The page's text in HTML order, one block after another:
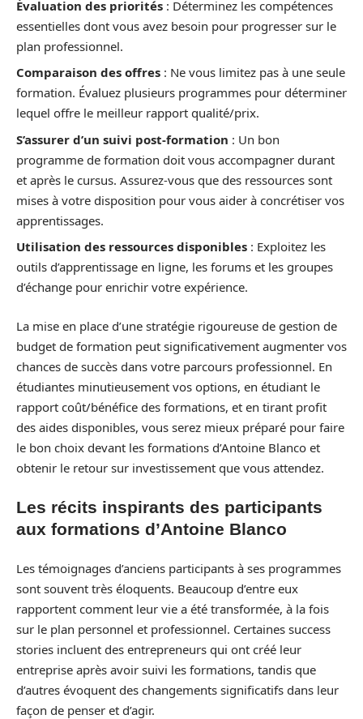
Évaluation des priorités : Déterminez les compétences
essentielles dont vous avez besoin pour progresser sur le
plan professionnel.
Comparaison des offres : Ne vous limitez pas à une seule
formation. Évaluez plusieurs programmes pour déterminer
lequel offre le meilleur rapport qualité/prix.
S’assurer d’un suivi post-formation : Un bon
programme de formation doit vous accompagner durant
et après le cursus. Assurez-vous que des ressources sont
mises à votre disposition pour vous aider à concrétiser vos
apprentissages.
Utilisation des ressources disponibles : Exploitez les
outils d’apprentissage en ligne, les forums et les groupes
d’échange pour enrichir votre expérience.
La mise en place d’une stratégie rigoureuse de gestion de
budget de formation peut significativement augmenter vos
chances de succès dans votre parcours professionnel. En
étudiantes minutieusement vos options, en étudiant le
rapport coût/bénéfice des formations, et en tirant profit
des aides disponibles, vous serez mieux préparé pour faire
le bon choix devant les formations d’Antoine Blanco et
obtenir le retour sur investissement que vous attendez.
Les récits inspirants des participants
aux formations d’Antoine Blanco
Les témoignages d’anciens participants à ses programmes
sont souvent très éloquents. Beaucoup d’entre eux
rapportent comment leur vie a été transformée, à la fois
sur le plan personnel et professionnel. Certaines success
stories incluent des entrepreneurs qui ont créé leur
entreprise après avoir suivi les formations, tandis que
d’autres évoquent des changements significatifs dans leur
façon de penser et d’agir.